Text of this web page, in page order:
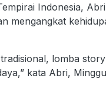
Indonesia,
mengangkat
lomba
kata Abri,